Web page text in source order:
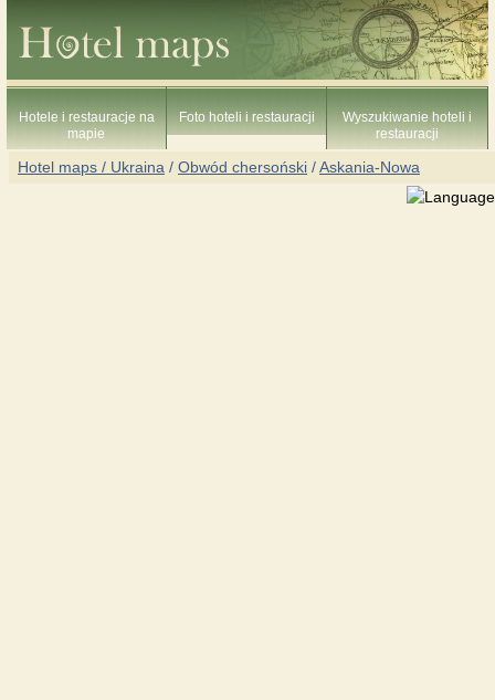
Hotele i restauracje na
mapie
Foto hoteli i restauracji
Wyszukiwanie hoteli i
restauracji
Hotel maps / Ukraina / Obwód chersoński /Askania-Nowa